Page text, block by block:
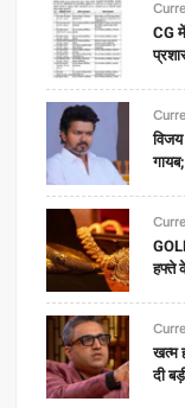
CG
हफ्ते
खत्म
दी